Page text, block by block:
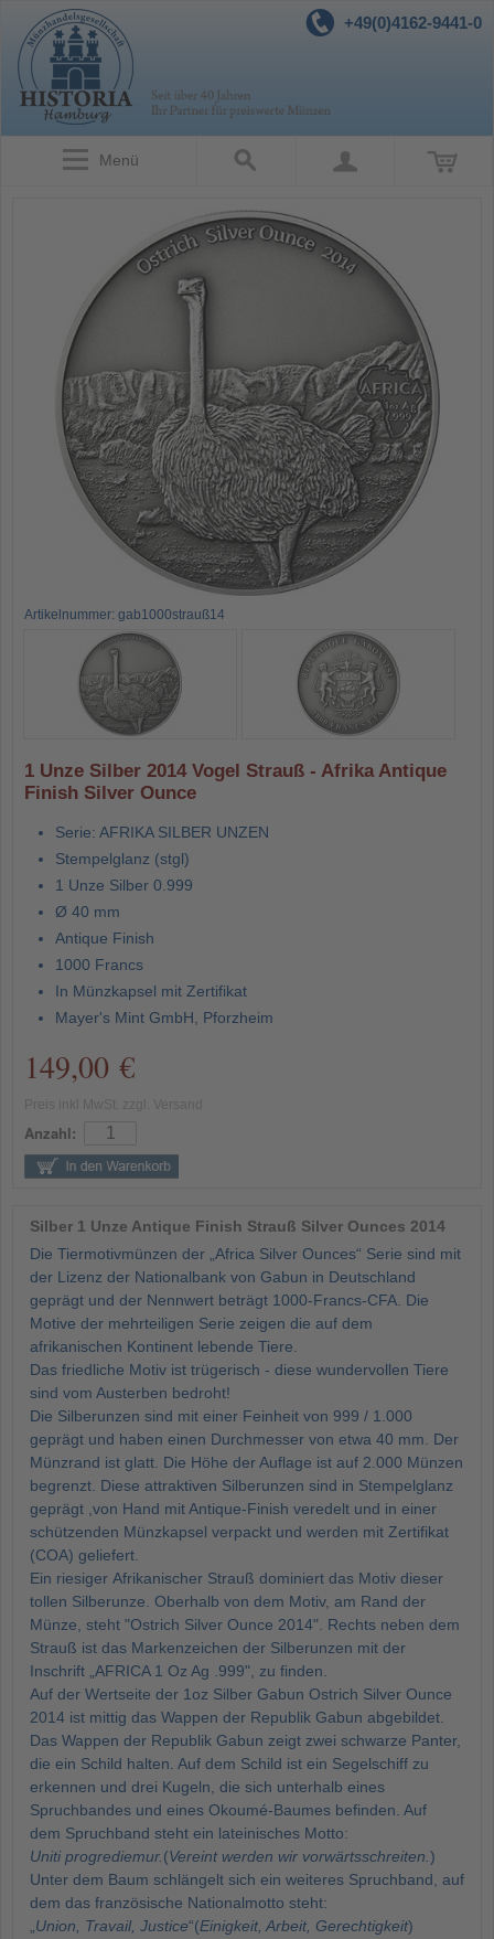
+49(0)4162-9441-0
Menü
Artikelnummer: gab1000strauß14
1 Unze Silber 2014 Vogel Strauß - Afrika Antique
Finish Silver Ounce
Serie: AFRIKA SILBER UNZEN
Stempelglanz (stgl)
1 Unze Silber 0.999
Ø 40 mm
Antique Finish
1000 Francs
In Münzkapsel mit Zertifikat
Mayer's Mint GmbH, Pforzheim
149,00 €
Anzahl:
Silber 1 Unze Antique Finish Strauß Silver Ounces 2014
Die Tiermotivmünzen der „Africa Silver Ounces“ Serie sind mit
der Lizenz der Nationalbank von Gabun in Deutschland
geprägt und der Nennwert beträgt 1000-Francs-CFA. Die
Motive der mehrteiligen Serie zeigen die auf dem
afrikanischen Kontinent lebende Tiere.
Das friedliche Motiv ist trügerisch - diese wundervollen Tiere
sind vom Austerben bedroht!
Die Silberunzen sind mit einer Feinheit von 999 / 1.000
geprägt und haben einen Durchmesser von etwa 40 mm. Der
Münzrand ist glatt. Die Höhe der Auflage ist auf 2.000 Münzen
begrenzt. Diese attraktiven Silberunzen sind in Stempelglanz
geprägt ,von Hand mit Antique-Finish veredelt und in einer
schützenden Münzkapsel verpackt und werden mit Zertifikat
(COA) geliefert.
Ein riesiger Afrikanischer Strauß dominiert das Motiv dieser
tollen Silberunze. Oberhalb von dem Motiv, am Rand der
Münze, steht "Ostrich Silver Ounce 2014". Rechts neben dem
Strauß ist das Markenzeichen der Silberunzen mit der
Inschrift „AFRICA 1 Oz Ag .999", zu finden.
Auf der Wertseite der 1oz Silber Gabun Ostrich Silver Ounce
2014 ist mittig das Wappen der Republik Gabun abgebildet.
Das Wappen der Republik Gabun zeigt zwei schwarze Panter,
die ein Schild halten. Auf dem Schild ist ein Segelschiff zu
erkennen und drei Kugeln, die sich unterhalb eines
Spruchbandes und eines Okoumé-Baumes befinden. Auf
dem Spruchband steht ein lateinisches Motto:
Uniti progrediemur. (Vereint werden wir vorwärtsschreiten. )
Unter dem Baum schlängelt sich ein weiteres Spruchband, auf
dem das französische Nationalmotto steht:
Union, Travail, Justice“(Einigkeit, Arbeit, Gerechtigkeit)